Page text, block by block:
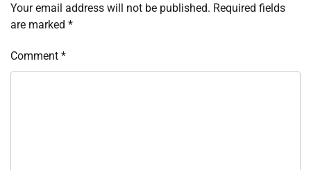
Your email address will not be published. Required fields
are marked *
Comment *